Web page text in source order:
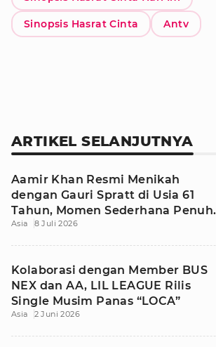
Sinopsis Hasrat Cinta Antv
ARTIKEL SELANJUTNYA
Aamir Khan Resmi Menikah
dengan Gauri Spratt di Usia 61
Tahun, Momen Sederhana Penuh
Kehangatan
Asia 8 Juli 2026
Kolaborasi dengan Member BUS
NEX dan AA, LIL LEAGUE Rilis
Single Musim Panas “LOCA”
Asia 2 Juni 2026